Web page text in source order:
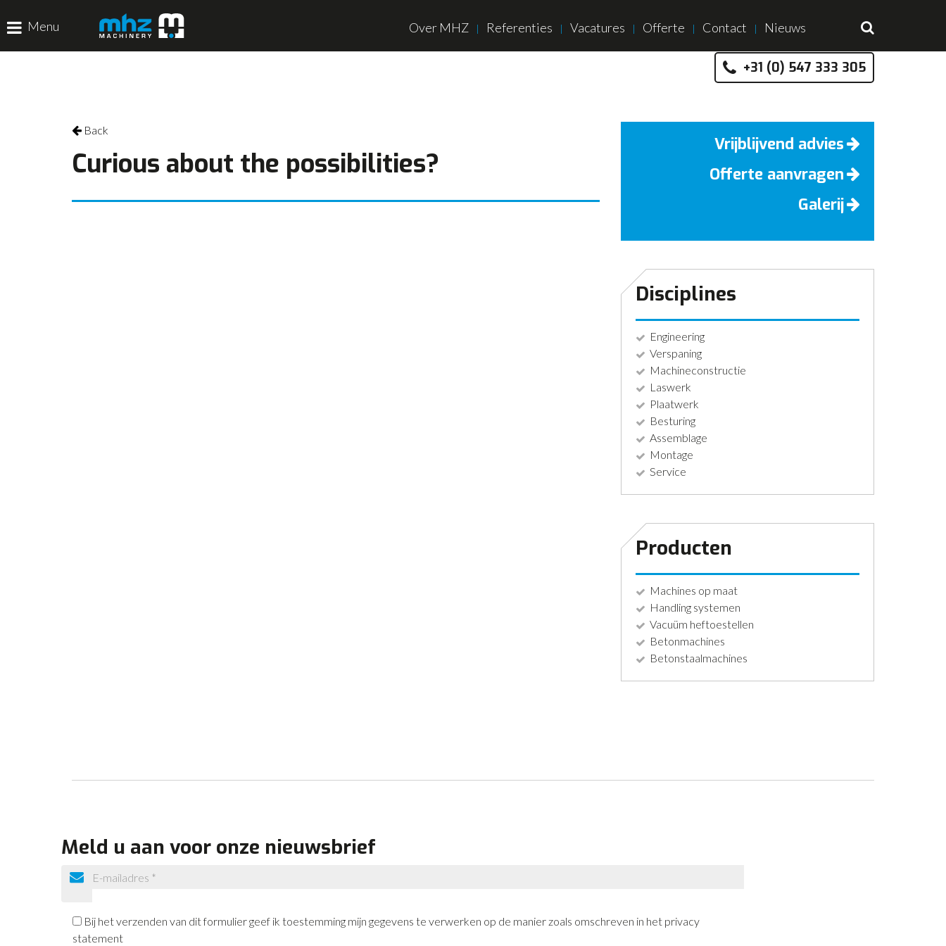
MACHINEVERHUUR
Menu Over MHZ Referenties Vacatures Offerte Contact Nieuws
+31 (0) 547 333 305
Back
Curious about the possibilities?
Vrijblijvend advies
Offerte aanvragen
Galerij
Disciplines
Engineering
Verspaning
Machineconstructie
Laswerk
Plaatwerk
Besturing
Assemblage
Montage
Service
Producten
Machines op maat
Handling systemen
Vacuüm heftoestellen
Betonmachines
Betonstaalmachines
Meld u aan voor onze nieuwsbrief
Bij het verzenden van dit formulier geef ik toestemming mijn gegevens te verwerken op de manier zoals omschreven in het privacy
statement